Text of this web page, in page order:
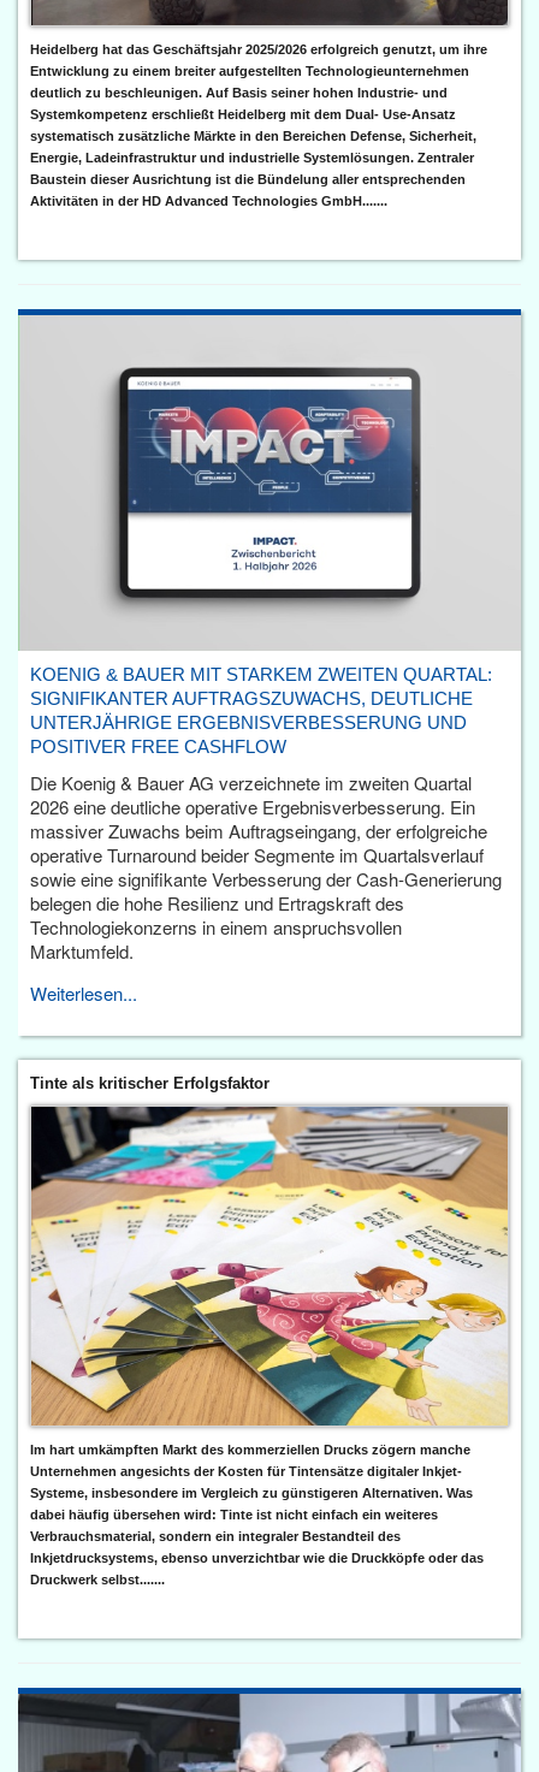
Heidelberg hat das Geschäftsjahr 2025/2026 erfolgreich genutzt, um ihre
Entwicklung zu einem breiter aufgestellten Technologieunternehmen
deutlich zu beschleunigen. Auf Basis seiner hohen Industrie- und
Systemkompetenz erschließt Heidelberg mit dem Dual- Use-Ansatz
systematisch zusätzliche Märkte in den Bereichen Defense, Sicherheit,
Energie, Ladeinfrastruktur und industrielle Systemlösungen. Zentraler
Baustein dieser Ausrichtung ist die Bündelung aller entsprechenden
Aktivitäten in der HD Advanced Technologies GmbH.......
KOENIG & BAUER MIT STARKEM ZWEITEN QUARTAL:
SIGNIFIKANTER AUFTRAGSZUWACHS, DEUTLICHE
UNTERJÄHRIGE ERGEBNISVERBESSERUNG UND
POSITIVER FREE CASHFLOW
Die Koenig & Bauer AG verzeichnete im zweiten Quartal
2026 eine deutliche operative Ergebnisverbesserung. Ein
massiver Zuwachs beim Auftragseingang, der erfolgreiche
operative Turnaround beider Segmente im Quartalsverlauf
sowie eine signifikante Verbesserung der Cash-Generierung
belegen die hohe Resilienz und Ertragskraft des
Technologiekonzerns in einem anspruchsvollen
Marktumfeld.
Weiterlesen...
Tinte als kritischer Erfolgsfaktor
Im hart umkämpften Markt des kommerziellen Drucks zögern manche
Unternehmen angesichts der Kosten für Tintensätze digitaler Inkjet-
Systeme, insbesondere im Vergleich zu günstigeren Alternativen. Was
dabei häufig übersehen wird: Tinte ist nicht einfach ein weiteres
Verbrauchsmaterial, sondern ein integraler Bestandteil des
Inkjetdrucksystems, ebenso unverzichtbar wie die Druckköpfe oder das
Druckwerk selbst.......